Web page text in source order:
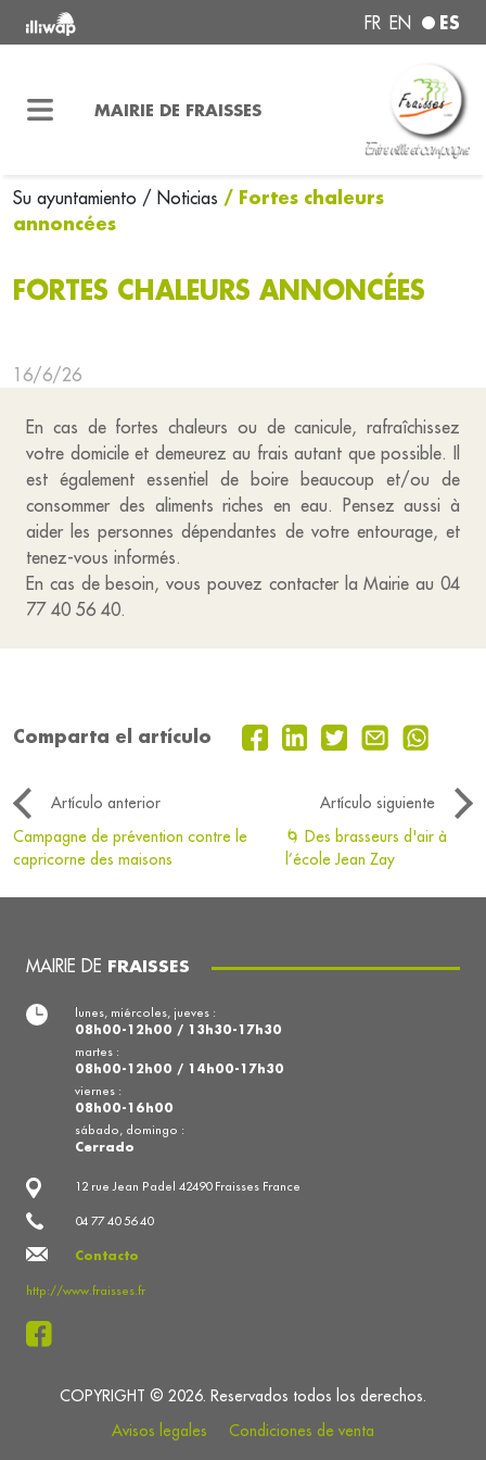
FR EN ES
MAIRIE DE FRAISSES
Su ayuntamiento / Noticias / Fortes chaleurs
annoncées
FORTES CHALEURS ANNONCÉES
16/6/26
En cas de fortes chaleurs ou de canicule, rafraîchissez
votre domicile et demeurez au frais autant que possible. Il
est également essentiel de boire beaucoup et/ou de
consommer des aliments riches en eau. Pensez aussi à
aider les personnes dépendantes de votre entourage, et
tenez-vous informés.
En cas de besoin, vous pouvez contacter la Mairie au 04
77 40 56 40.
Comparta el artículo
Artículo anterior
Artículo siguiente
Campagne de prévention contre le
capricorne des maisons
🌀 Des brasseurs d'air à
l’école Jean Zay
MAIRIE DE FRAISSES
12 rue Jean Padel 42490 Fraisses France
04 77 40 56 40
Contacto
http://www.fraisses.fr
lunes, miércoles, jueves :
08h00-12h00 / 13h30-17h30
martes :
08h00-12h00 / 14h00-17h30
viernes :
08h00-16h00
sábado, domingo :
Cerrado
COPYRIGHT © 2026. Reservados todos los derechos.
Avisos legales
Condiciones de venta